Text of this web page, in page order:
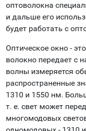
оптоволокна
и дальше его
будет работать с
Оптическое окно -
волокно передает с
волны измеряется
распространенные
1310 и 1550 нм.
т. е. свет может
многомодовых